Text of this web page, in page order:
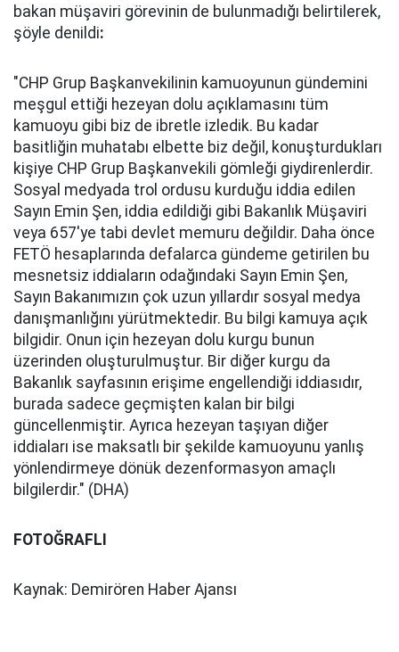
bakan müşaviri görevinin de bulunmadığı belirtilerek,
şöyle denildi:
"CHP Grup Başkanvekilinin kamuoyunun gündemini
meşgul ettiği hezeyan dolu açıklamasını tüm
kamuoyu gibi biz de ibretle izledik. Bu kadar
basitliğin muhatabı elbette biz değil, konuşturdukları
kişiye CHP Grup Başkanvekili gömleği giydirenlerdir.
Sosyal medyada trol ordusu kurduğu iddia edilen
Sayın Emin Şen, iddia edildiği gibi Bakanlık Müşaviri
veya 657'ye tabi devlet memuru değildir. Daha önce
FETÖ hesaplarında defalarca gündeme getirilen bu
mesnetsiz iddiaların odağındaki Sayın Emin Şen,
Sayın Bakanımızın çok uzun yıllardır sosyal medya
danışmanlığını yürütmektedir. Bu bilgi kamuya açık
bilgidir. Onun için hezeyan dolu kurgu bunun
üzerinden oluşturulmuştur. Bir diğer kurgu da
Bakanlık sayfasının erişime engellendiği iddiasıdır,
burada sadece geçmişten kalan bir bilgi
güncellenmiştir. Ayrıca hezeyan taşıyan diğer
iddiaları ise maksatlı bir şekilde kamuoyunu yanlış
yönlendirmeye dönük dezenformasyon amaçlı
bilgilerdir." (DHA)
FOTOĞRAFLI
Kaynak: Demirören Haber Ajansı